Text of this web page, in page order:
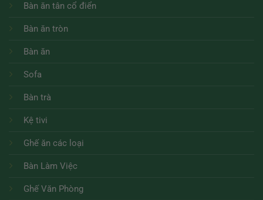
Bàn ăn tân cổ điển
Bàn ăn tròn
Bàn ăn
Sofa
Bàn trà
Kệ tivi
Ghế ăn các loại
Bàn Làm Việc
Ghế Văn Phòng